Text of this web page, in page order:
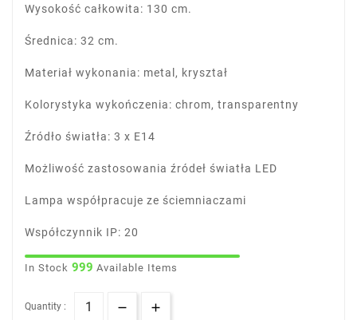
Wysokość całkowita: 130 cm.
Średnica: 32 cm.
Materiał wykonania: metal, kryształ
Kolorystyka wykończenia: chrom, transparentny
Źródło światła: 3 x E14
Możliwość zastosowania źródeł światła LED
Lampa współpracuje ze ściemniaczami
Współczynnik IP: 20
In Stock 999 Available Items
Quantity :